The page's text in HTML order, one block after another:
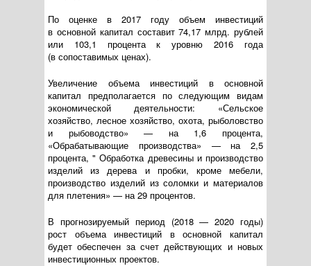
По оценке в 2017 году объем инвестиций
в основной капитал составит 74,17 млрд. рублей
или 103,1 процента к уровню 2016 года
(в сопоставимых ценах).
Увеличение объема инвестиций в основной
капитал предполагается по следующим видам
экономической деятельности: «Сельское
хозяйство, лесное хозяйство, охота, рыболовство
и рыбоводство» — на 1,6 процента,
«Обрабатывающие производства» — на 2,5
процента, " Обработка древесины и производство
изделий из дерева и пробки, кроме мебели,
производство изделий из соломки и материалов
для плетения» — на 29 процентов.
В прогнозируемый период (2018 — 2020 годы)
рост объема инвестиций в основной капитал
будет обеспечен за счет действующих и новых
инвестиционных проектов.